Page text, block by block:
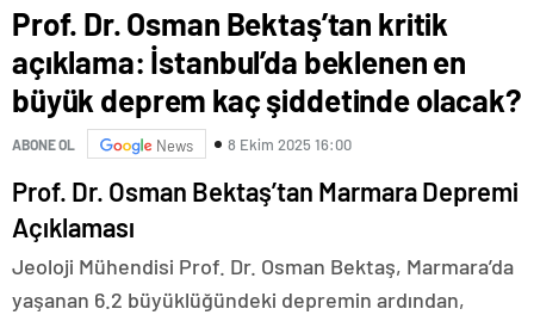
Prof. Dr. Osman Bektaş’tan kritik
açıklama: İstanbul’da beklenen en
büyük deprem kaç şiddetinde olacak?
ABONE OL News 8 Ekim 2025 16:00
Prof. Dr. Osman Bektaş’tan Marmara Depremi
Açıklaması
Jeoloji Mühendisi Prof. Dr. Osman Bektaş, Marmara’da
yaşanan 6.2 büyüklüğündeki depremin ardından,